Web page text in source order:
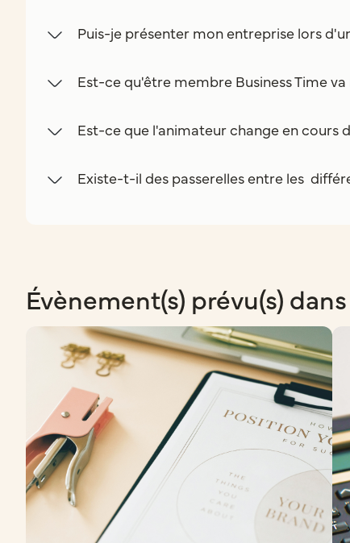
Puis-je présenter mon entreprise lors
Est-ce qu'être membre Business Time
Est-ce que l'animateur change en cours
Existe-t-il des passerelles entre les
Évènement(s) prévu(s)